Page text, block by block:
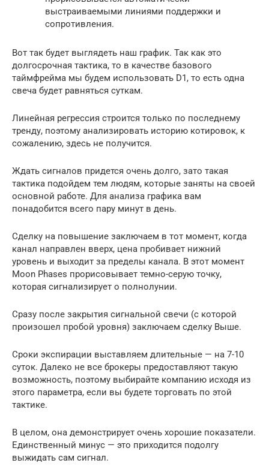
выстраиваемыми линиями поддержки и
сопротивления.
Вот так будет выглядеть наш график. Так как это
долгосрочная тактика, то в качестве базового
таймфрейма мы будем использовать D1, то есть одна
свеча будет равняться суткам.
Линейная регрессия строится только по последнему
тренду, поэтому анализировать историю котировок, к
сожалению, здесь не получится.
Ждать сигналов придется очень долго, зато такая
тактика подойдем тем людям, которые заняты на своей
основной работе. Для анализа графика вам
понадобится всего пару минут в день.
Сделку на повышение заключаем в тот момент, когда
канал направлен вверх, цена пробивает нижний
уровень и выходит за пределы канала. В этот момент
Moon Phases прорисовывает темно-серую точку,
которая сигнализирует о полнолунии.
Сразу после закрытия сигнальной свечи (с которой
произошел пробой уровня) заключаем сделку Выше.
Сроки экспирации выставляем длительные — на 7-10
суток. Далеко не все брокеры предоставляют такую
возможность, поэтому выбирайте компанию исходя из
этого параметра, если вы будете торговать по этой
тактике.
В целом, она демонстрирует очень хорошие показатели.
Единственный минус — это приходится подолгу
выжидать сам сигнал.